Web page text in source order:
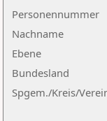
Nachname
Ebene
Personennummer
Bundesland
Spgem./Kreis/